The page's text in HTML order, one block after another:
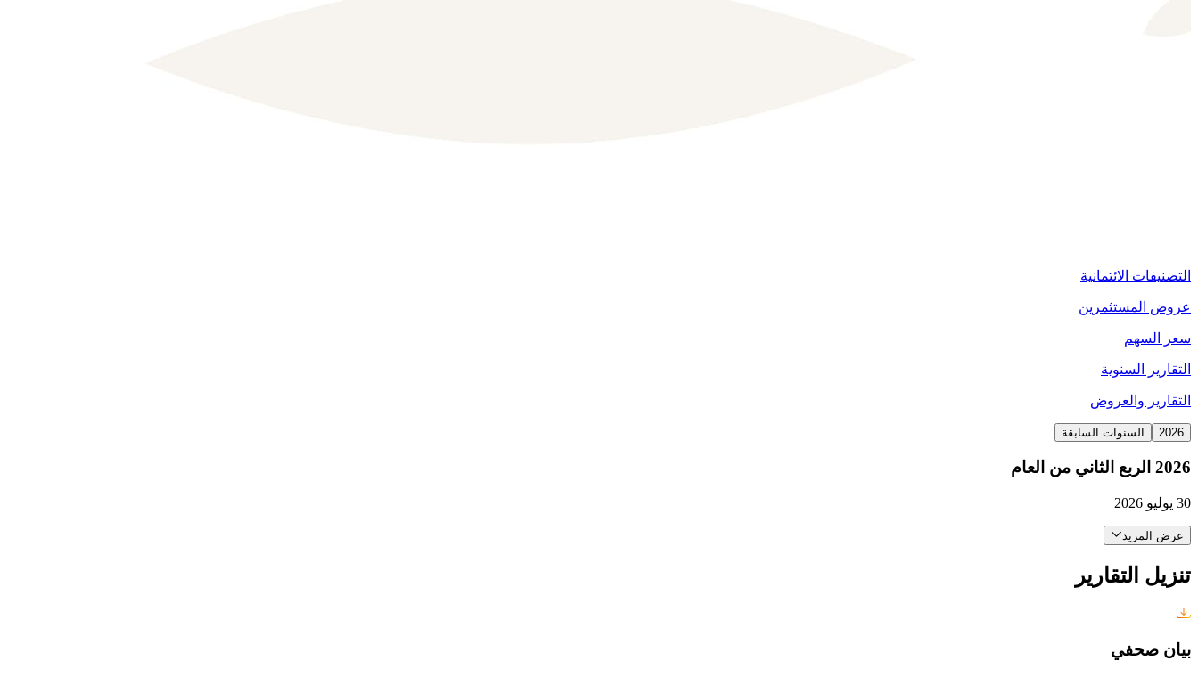
التصنيفات الائتمانية
عروض المستثمرين
سعر السهم
التقارير السنوية
التقارير والعروض
2026 السنوات السابقة
2026 الربع الثاني من العام
30 يوليو 2026
عرض المزيد
تنزيل التقارير
بيان صحفي